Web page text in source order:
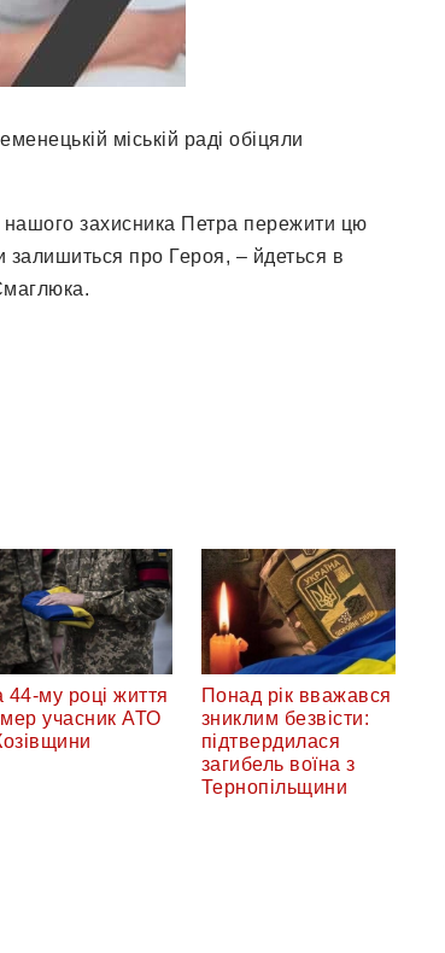
міській раді обіцяли
нашого захисника Петра пережити цю
залишиться про Героя, – йдеться в
44-му році життя
учасник АТО
Понад рік вважався
зниклим безвісти:
підтвердилася
загибель воїна з
Тернопільщини